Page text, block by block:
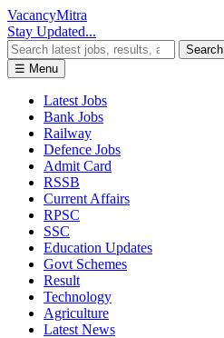
VacancyMitra
Stay Updated...
Search
☰ Menu
Latest Jobs
Bank Jobs
Railway
Defence Jobs
Admit Card
RSSB
Current Affairs
RPSC
SSC
Education Updates
Govt Schemes
Result
Technology
Agriculture
Latest News